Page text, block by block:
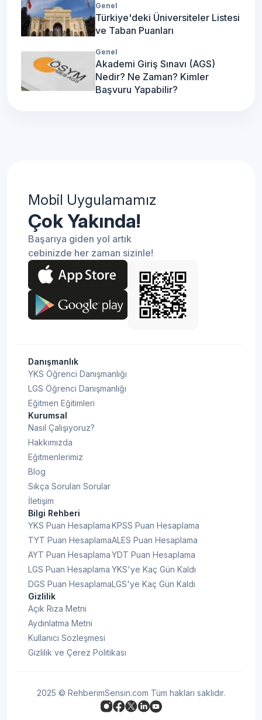
Genel
Türkiye'deki Üniversiteler Listesi
ve Taban Puanları
Genel
Akademi Giriş Sınavı (AGS)
Nedir? Ne Zaman? Kimler
Başvuru Yapabilir?
Mobil Uygulamamız
Çok Yakında!
Başarıya giden yol artık
cebinizde her zaman sizinle!
Danışmanlık
YKS Öğrenci Danışmanlığı
LGS Öğrenci Danışmanlığı
Eğitmen Eğitimleri
Kurumsal
Nasıl Çalışıyoruz?
Hakkımızda
Eğitmenlerimiz
Blog
Sıkça Sorulan Sorular
İletişim
Bilgi Rehberi
YKS Puan Hesaplama
TYT Puan Hesaplama
AYT Puan Hesaplama
LGS Puan Hesaplama
DGS Puan Hesaplama
KPSS Puan Hesaplama
ALES Puan Hesaplama
YDT Puan Hesaplama
YKS'ye Kaç Gün Kaldı
LGS'ye Kaç Gün Kaldı
Gizlilik
Açık Rıza Metni
Aydınlatma Metni
Kullanıcı Sözleşmesi
Gizlilik ve Çerez Politikası
2025 © RehberimSensin.com Tüm hakları saklıdır.